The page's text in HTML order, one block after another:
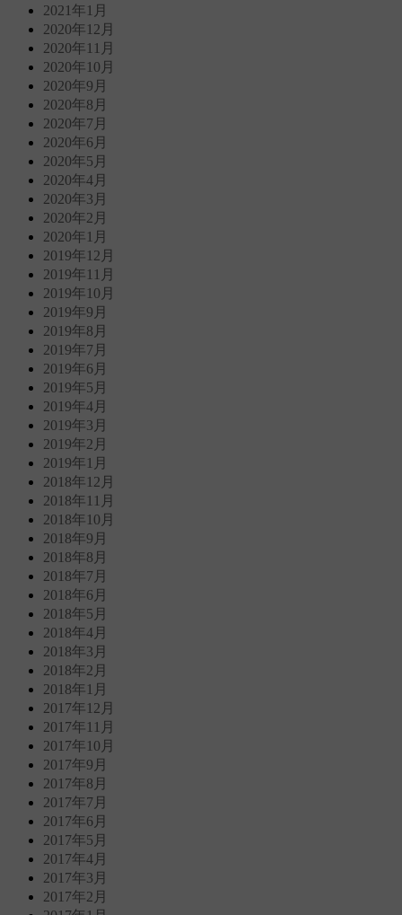
2021年1月
2020年12月
2020年11月
2020年10月
2020年9月
2020年8月
2020年7月
2020年6月
2020年5月
2020年4月
2020年3月
2020年2月
2020年1月
2019年12月
2019年11月
2019年10月
2019年9月
2019年8月
2019年7月
2019年6月
2019年5月
2019年4月
2019年3月
2019年2月
2019年1月
2018年12月
2018年11月
2018年10月
2018年9月
2018年8月
2018年7月
2018年6月
2018年5月
2018年4月
2018年3月
2018年2月
2018年1月
2017年12月
2017年11月
2017年10月
2017年9月
2017年8月
2017年7月
2017年6月
2017年5月
2017年4月
2017年3月
2017年2月